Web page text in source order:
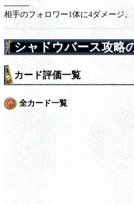
----------
相手のフォロワー1体に4ダメージ。
シャドウバース攻略
カード評価一覧
全カード一覧